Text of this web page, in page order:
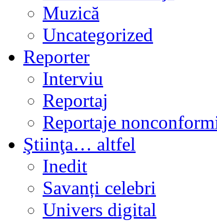
Muzică
Uncategorized
Reporter
Interviu
Reportaj
Reportaje
Ştiinţa… altfel
Inedit
Savanți celebri
Univers digital